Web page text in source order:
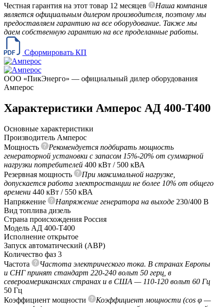
Честная гарантия на этот товар 12 месяцев
Наша компания
является официальным дилером производителя, поэтому мы
предоставляем гарантию на все оборудование. Также мы
даем собственную гарантию на все проделанные работы.
Сформировать КП
ООО «ПикЭнерго» — официальный дилер оборудования
Амперос
Характеристики Амперос АД 400-Т400
Основные характеристики
Производитель Амперос
Мощность
Рекомендуется подбирать мощность
генераторной установки с запасом 15%-20% от суммарной
нагрузки потребителей 400 кВт / 500 кВА
Резервная мощность
При максимальной нагрузке,
допускается работа электростанции не более 10% от общего
времени 440 кВт / 550 кВА
Напряжение
Напряжение генератора на выходе 230/400 В
Вид топлива дизель
Страна происхождения Россия
Модель АД 400-Т400
Исполнение открытое
Запуск автоматический (АВР)
Количество фаз 3
Частота
Частота электрического тока. В странах Европы
и СНГ принят стандарт 220-240 вольт 50 герц, в
североамериканских странах и в США — 110-120 вольт 60 Гц
50 Гц
Коэффициент мощности
Коэффициент мощности (cos φ —